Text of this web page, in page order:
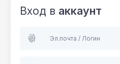
Вход в аккаунт
Эл.почта / Логин